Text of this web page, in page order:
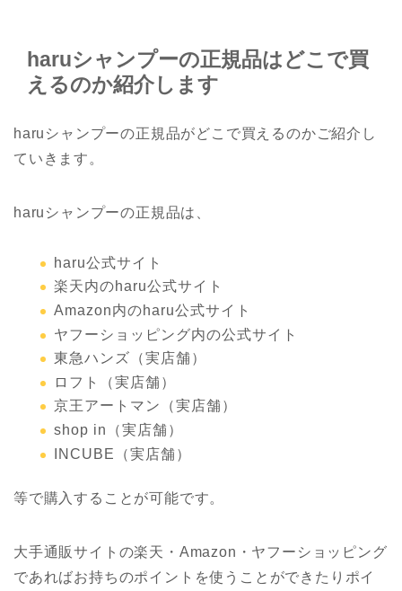
haruシャンプーの正規品はどこで買
えるのか紹介します
haruシャンプーの正規品がどこで買えるのかご紹介し
ていきます。
haruシャンプーの正規品は、
haru公式サイト
楽天内のharu公式サイト
Amazon内のharu公式サイト
ヤフーショッピング内の公式サイト
東急ハンズ（実店舗）
ロフト（実店舗）
京王アートマン（実店舗）
shop in（実店舗）
INCUBE（実店舗）
等で購入することが可能です。
大手通販サイトの楽天・Amazon・ヤフーショッピング
であればお持ちのポイントを使うことができたりポイ